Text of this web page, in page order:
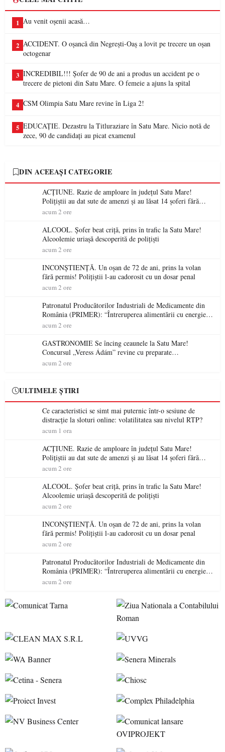
1 Au venit oșenii acasă…
2 ACCIDENT. O oșancă din Negrești-Oaș a lovit pe trecere un oșan
octogenar
3 INCREDIBIL!!! Șofer de 90 de ani a produs un accident pe o
trecere de pietoni din Satu Mare. O femeie a ajuns la spital
4 CSM Olimpia Satu Mare revine în Liga 2!
5 EDUCAȚIE. Dezastru la Titluraziare în Satu Mare. Nicio notă de
zece, 90 de candidați au picat examenul
DIN ACEEAȘI CATEGORIE
ACȚIUNE. Razie de amploare în județul Satu Mare!
Polițiștii au dat sute de amenzi și au lăsat 14 șoferi fără
permis într-o singură zi
acum 2 ore
ALCOOL. Șofer beat criță, prins în trafic la Satu Mare!
Alcoolemie uriașă descoperită de polițiști
acum 2 ore
INCONȘTIENȚĂ. Un oșan de 72 de ani, prins la volan
fără permis! Polițiștii l-au cadorosit cu un dosar penal
acum 2 ore
Patronatul Producătorilor Industriali de Medicamente din
România (PRIMER): “Întreruperea alimentării cu energie
electrică a fabricilor de medicamente va pune în pericol
acum 2 ore
GASTRONOMIE Se încing ceaunele la Satu Mare!
Concursul „Veress Ádám” revine cu preparate
spectaculoase, premii și un jurat de renume
acum 2 ore
ULTIMELE ȘTIRI
Ce caracteristici se simt mai puternic într-o sesiune de
distracție la sloturi online: volatilitatea sau nivelul RTP?
acum 1 ora
ACȚIUNE. Razie de amploare în județul Satu Mare!
Polițiștii au dat sute de amenzi și au lăsat 14 șoferi fără
permis într-o singură zi
acum 2 ore
ALCOOL. Șofer beat criță, prins în trafic la Satu Mare!
Alcoolemie uriașă descoperită de polițiști
acum 2 ore
INCONȘTIENȚĂ. Un oșan de 72 de ani, prins la volan
fără permis! Polițiștii l-au cadorosit cu un dosar penal
acum 2 ore
Patronatul Producătorilor Industriali de Medicamente din
România (PRIMER): “Întreruperea alimentării cu energie
electrică a fabricilor de medicamente va pune în pericol
acum 2 ore